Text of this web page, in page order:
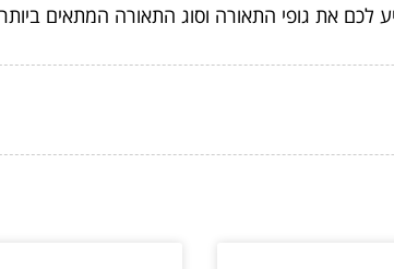
את גופי התאורה וסוג התאורה המתאים